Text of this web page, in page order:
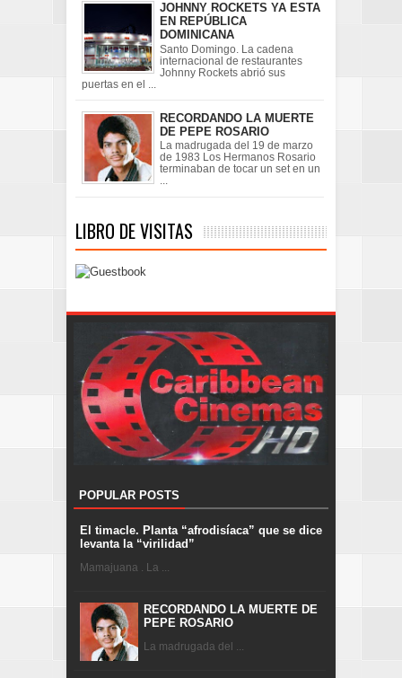
JOHNNY ROCKETS YA ESTA
EN REPÚBLICA
DOMINICANA
Santo Domingo. La cadena
internacional de restaurantes
Johnny Rockets abrió sus
puertas en el ...
RECORDANDO LA MUERTE
DE PEPE ROSARIO
La madrugada del 19 de marzo
de 1983 Los Hermanos Rosario
terminaban de tocar un set en un
...
LIBRO DE VISITAS
POPULAR POSTS
El timacle. Planta “afrodisíaca” que se dice
levanta la “virilidad”
Mamajuana . La ...
RECORDANDO LA MUERTE DE
PEPE ROSARIO
La madrugada del ...